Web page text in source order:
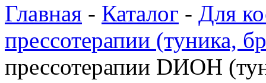
Главная - Каталог - Для
прессотерапии (туника,
прессотерапии DИOН